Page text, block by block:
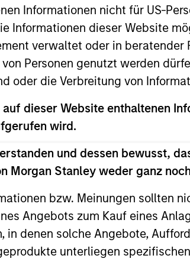
Informationen nicht für US-
Informationen dieser Website
verwaltet oder in
Personen genutzt werden
oder die Verbreitung von
dieser Website enthaltenen
wird.
und dessen bewusst,
Morgan Stanley weder ganz
bzw. Meinungen sollten
Angebots zum Kauf eines
in denen solche Angebote,
unterliegen
and financial reporting activities
Private Credit business
industry experience. Prior to
Officer, Treasurer and Chief
Private Credit group. Mr. Pessah
received his Bachelor of Science